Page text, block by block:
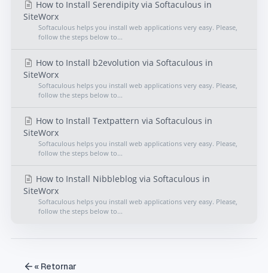
How to Install Serendipity via Softaculous in
SiteWorx
Softaculous helps you install web applications very easy. Please,
follow the steps below to...
How to Install b2evolution via Softaculous in
SiteWorx
Softaculous helps you install web applications very easy. Please,
follow the steps below to...
How to Install Textpattern via Softaculous in
SiteWorx
Softaculous helps you install web applications very easy. Please,
follow the steps below to...
How to Install Nibbleblog via Softaculous in
SiteWorx
Softaculous helps you install web applications very easy. Please,
follow the steps below to...
« Retornar